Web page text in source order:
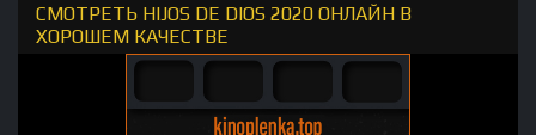
СМОТРЕТЬ HIJOS DE DIOS 2020 ОНЛАЙН В
ХОРОШЕМ КАЧЕСТВЕ